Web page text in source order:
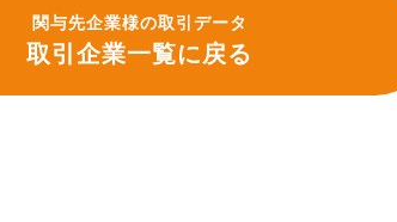
関与先企業様の取引データ
取引企業一覧に戻る